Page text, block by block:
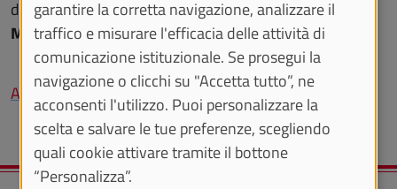
dellemobilitàin uscita versoUcrainaeRussia,
MoldaviaeBielorussia.
Archivio
garantire la corretta navigazione, analizzare il
traffico e misurare l'efficacia delle attività di
comunicazione istituzionale. Se prosegui la
navigazione o clicchi su "Accetta tutto”, ne
acconsenti l'utilizzo. Puoi personalizzare la
scelta e salvare le tue preferenze, scegliendo
quali cookie attivare tramite il bottone
“Personalizza”.